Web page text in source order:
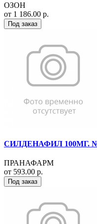
ОЗОН
от 1 186.00 р.
Под заказ
СИЛДЕНАФИЛ 100МГ.
ПРАНАФАРМ
от 593.00 р.
Под заказ